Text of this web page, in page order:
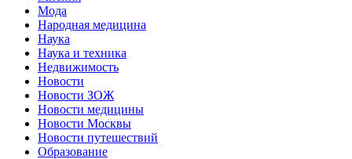
Мода
Народная медицина
Наука
Наука и техника
Недвижимость
Новости
Новости ЗОЖ
Новости медицины
Новости Москвы
Новости путешествий
Образование